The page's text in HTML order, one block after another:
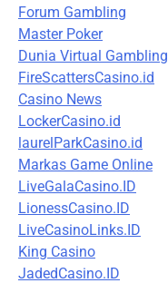
Forum Gambling
Master Poker
Dunia Virtual Gambling
FireScattersCasino.id
Casino News
LockerCasino.id
laurelParkCasino.id
Markas Game Online
LiveGalaCasino.ID
LionessCasino.ID
LiveCasinoLinks.ID
King Casino
JadedCasino.ID